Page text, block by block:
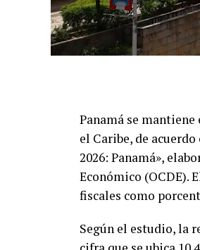
Panamá se
el Caribe, de
2026: Panamá»,
Económico (OCDE).
fiscales como
Según el estudio, la